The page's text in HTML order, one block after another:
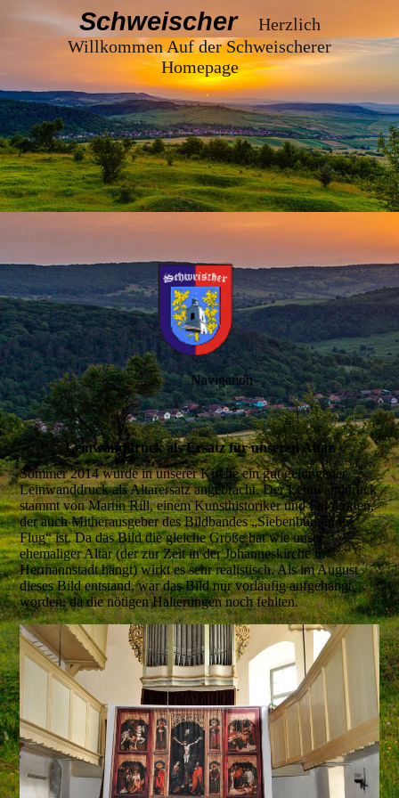
Schweischer
Herzlich
Willkommen Auf der Schweischerer
Homepage
Navigation
Leinwanddruck als Ersatz für unseren Altar
Sommer 2014 wurde in unserer Kirche ein gut gelungener
Leinwanddruck als Altarersatz angebracht. Der Leinwanddruck
stammt von Martin Rill, einem Kunsthistoriker und Fotografen,
der auch Mitherausgeber des Bildbandes „Siebenbürgen im
Flug“ ist. Da das Bild die gleiche Größe hat wie unser
ehemaliger Altar (der zur Zeit in der Johanneskirche in
Hermannstadt hängt) wirkt es sehr realistisch. Als im August
dieses Bild entstand, war das Bild nur vorläufig aufgehängt
worden, da die nötigen Halterungen noch fehlten.